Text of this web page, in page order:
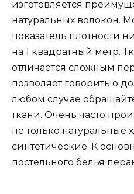
изготовляется
натуральных волокон.
показатель плотности
на 1 квадратный метр.
отличается сложным
позволяет говорить о
любом случае
ткани. Очень часто
не только натуральные
синтетические. К
постельного белья